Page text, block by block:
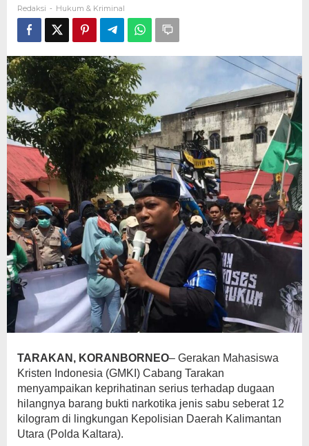
Hilangnya
BB
Sabu
Redaksi - Hukum & Kriminal
TARAKAN, KORANBORNEO– Gerakan Mahasiswa
Kristen Indonesia (GMKI) Cabang Tarakan
menyampaikan keprihatinan serius terhadap dugaan
hilangnya barang bukti narkotika jenis sabu seberat 12
kilogram di lingkungan Kepolisian Daerah Kalimantan
Utara (Polda Kaltara).